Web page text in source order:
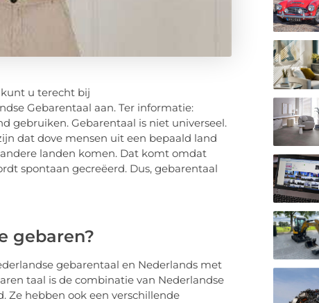
u terecht bij
Gebarentaal aan. Ter informatie:
gebruiken. Gebarentaal is niet universeel.
dat dove mensen uit een bepaald land
landen komen. Dat komt omdat
spontaan gecreëerd. Dus, gebarentaal
gebaren?
gebarentaal en Nederlands met
taal is de combinatie van Nederlandse
Ze hebben ook een verschillende